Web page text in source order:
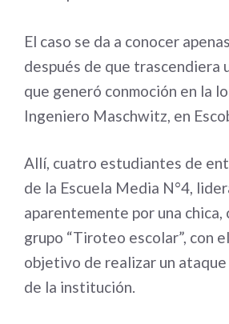
El caso se da a conocer
después de que trascendiera
que generó conmoción en la
Ingeniero Maschwitz, en
Allí, cuatro estudiantes de
de la Escuela Media N°4,
aparentemente por una chica,
grupo “Tiroteo escolar”, con
objetivo de realizar un
de la institución.